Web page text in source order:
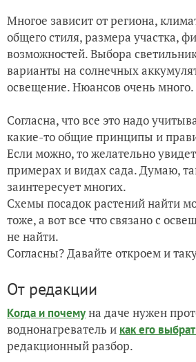
Многое зависит от региона,
общего стиля, размера участка,
возможностей. Выбора
варианты на солнечных
освещение. Нюансов очень много.
Согласна, что все это надо
какие-то общие принципы и
Если можно, то желательно
примерах и видах сада. Думаю,
заинтересует многих.
Схемы посадок растений найти
тоже, а вот все что связано с
не найти.
Согласны? Давайте откроем и
От редакции
Когда и почемуна даче нужен
воднонагреватель и как его
редакционный разбор.